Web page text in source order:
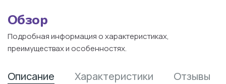
Обзор
Подробная информация о характеристиках,
преимуществах и особенностях.
Описание Характеристики Отзывы